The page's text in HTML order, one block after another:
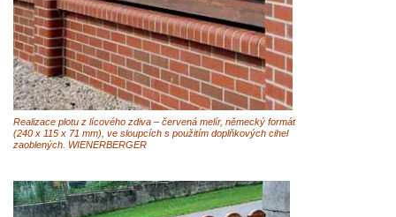
Realizace plotu z lícového zdiva – červená melír, německý formát
(240 x 115 x 71 mm), ve sloupcích s použitím doplňkových cihel
zaoblených. WIENERBERGER